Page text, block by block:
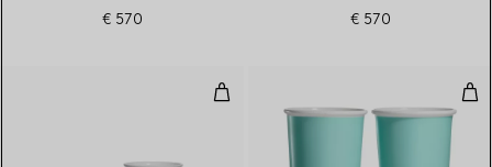
€ 570
€ 570
Tasses à café Tiffany en